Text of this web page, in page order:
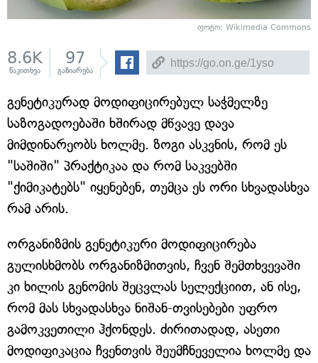
ფოტო: Wikimedia Commons
8.6K
წაკითხვა
97
გაზიარება
გენეტიკურად მოდიფიცირებულ საჭმელზე
საზოგადოებაში ხშირად მწვავე დავა
მიმდინარეობს ხოლმე. ზოგი ასკვნის, რომ ეს
"საშიში" პრაქტიკაა და რომ საკვებში
"ქიმიკატებს" იყენებენ, თუმცა ეს ორი სხვადასხვა
რამ არის.
ორგანიზმის გენეტიკური მოდიფიცირება
გულისხმობს ორგანიზმითვის, ჩვენ შემთხვევაში
კი ხილის გენომის შეცვლას სელექციით, ან ისე,
რომ მას სხვადასხვა ნიშან-თვისებები უფრო
გამოკვეთილი ჰქონდეს. ძირითადად, ასეთი
მოდიფიკაცია ჩვენთვის შეუმჩნეველია ხოლმე და